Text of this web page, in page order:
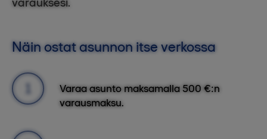
Näin ostat asunnon itse verkossa
Varaa asunto maksamalla 500 €:n
varausmaksu.